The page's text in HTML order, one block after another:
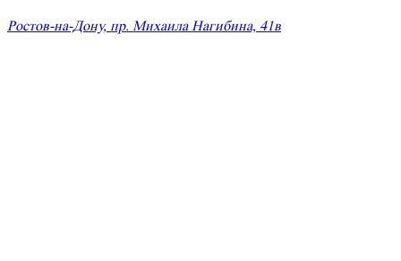
Ростов-на-Дону, пр. Михаила Нагибина, 41в